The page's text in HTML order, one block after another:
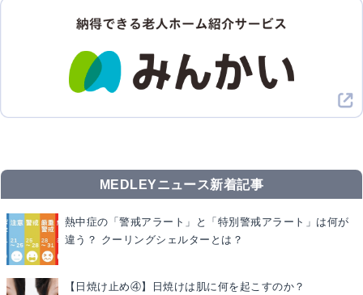
MEDLEYニュース新着記事
熱中症の「警戒アラート」と「特別警戒アラート」は何が
違う？ クーリングシェルターとは？
【日焼け止め④】日焼けは肌に何を起こすのか？